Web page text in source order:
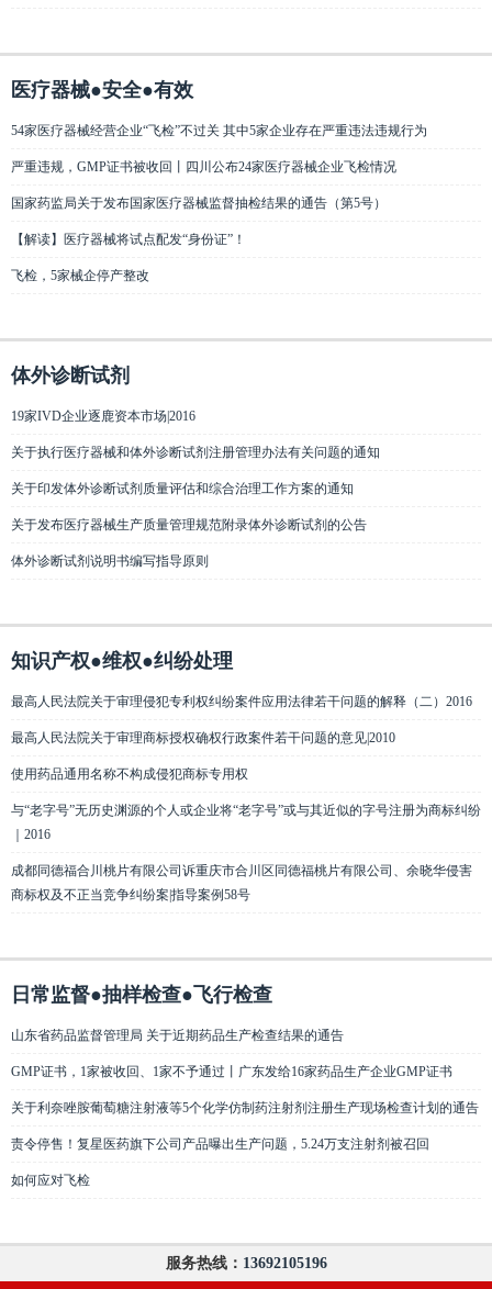
医疗器械●安全●有效
54家医疗器械经营企业“飞检”不过关 其中5家企业存在严重违法违规行为
严重违规，GMP证书被收回丨四川公布24家医疗器械企业飞检情况
国家药监局关于发布国家医疗器械监督抽检结果的通告（第5号）
【解读】医疗器械将试点配发“身份证”！
飞检，5家械企停产整改
体外诊断试剂
19家IVD企业逐鹿资本市场|2016
关于执行医疗器械和体外诊断试剂注册管理办法有关问题的通知
关于印发体外诊断试剂质量评估和综合治理工作方案的通知
关于发布医疗器械生产质量管理规范附录体外诊断试剂的公告
体外诊断试剂说明书编写指导原则
知识产权●维权●纠纷处理
最高人民法院关于审理侵犯专利权纠纷案件应用法律若干问题的解释（二）2016
最高人民法院关于审理商标授权确权行政案件若干问题的意见|2010
使用药品通用名称不构成侵犯商标专用权
与“老字号”无历史渊源的个人或企业将“老字号”或与其近似的字号注册为商标纠纷
｜2016
成都同德福合川桃片有限公司诉重庆市合川区同德福桃片有限公司、余晓华侵害
商标权及不正当竞争纠纷案|指导案例58号
日常监督●抽样检查●飞行检查
山东省药品监督管理局 关于近期药品生产检查结果的通告
GMP证书，1家被收回、1家不予通过丨广东发给16家药品生产企业GMP证书
关于利奈唑胺葡萄糖注射液等5个化学仿制药注射剂注册生产现场检查计划的通告
责令停售！复星医药旗下公司产品曝出生产问题，5.24万支注射剂被召回
如何应对飞检
服务热线： 13692105196